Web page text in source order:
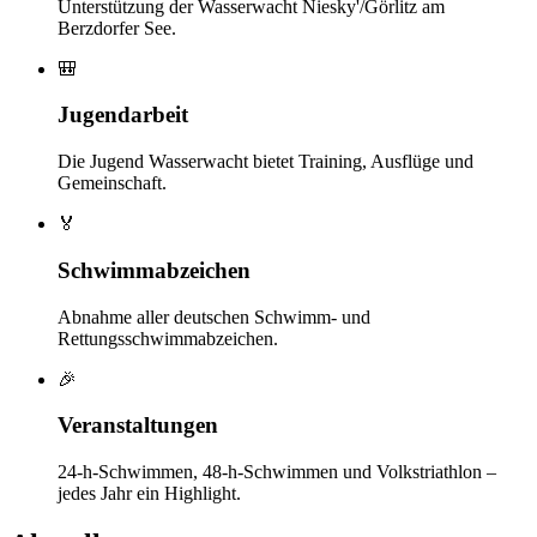
Unterstützung der Wasserwacht Niesky'/Görlitz am
Berzdorfer See.
🎒
Jugendarbeit
Die Jugend Wasserwacht bietet Training, Ausflüge und
Gemeinschaft.
🏅
Schwimmabzeichen
Abnahme aller deutschen Schwimm- und
Rettungsschwimmabzeichen.
🎉
Veranstaltungen
24-h-Schwimmen, 48-h-Schwimmen und Volkstriathlon –
jedes Jahr ein Highlight.